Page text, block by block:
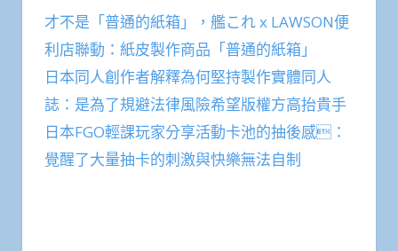
才不是「普通的紙箱」，艦これ x LAWSON便
利店聯動：紙皮製作商品「普通的紙箱」
日本同人創作者解釋為何堅持製作實體同人
誌：是為了規避法律風險希望版權方高抬貴手
日本FGO輕課玩家分享活動卡池的抽後感：
覺醒了大量抽卡的刺激與快樂無法自制